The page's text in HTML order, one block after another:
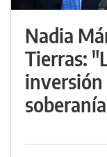
Nadia
Tierras:
inversión